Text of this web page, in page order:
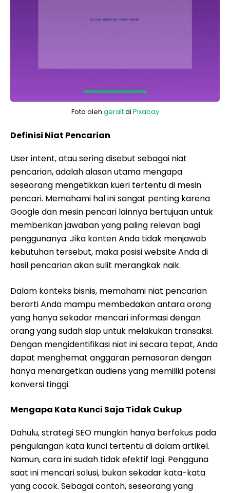
Foto oleh geraltdi Pixabay
Definisi Niat Pencarian
User intent, atau sering disebut sebagai niat
pencarian, adalah alasan utama mengapa
seseorang mengetikkan kueri tertentu di mesin
pencari. Memahami hal ini sangat penting karena
Google dan mesin pencari lainnya bertujuan untuk
memberikan jawaban yang paling relevan bagi
penggunanya. Jika konten Anda tidak menjawab
kebutuhan tersebut, maka posisi website Anda di
hasil pencarian akan sulit merangkak naik.
Dalam konteks bisnis, memahami niat pencarian
berarti Anda mampu membedakan antara orang
yang hanya sekadar mencari informasi dengan
orang yang sudah siap untuk melakukan transaksi.
Dengan mengidentifikasi niat ini secara tepat, Anda
dapat menghemat anggaran pemasaran dengan
hanya menargetkan audiens yang memiliki potensi
konversi tinggi.
Mengapa Kata Kunci Saja Tidak Cukup
Dahulu, strategi SEO mungkin hanya berfokus pada
pengulangan kata kunci tertentu di dalam artikel.
Namun, cara ini sudah tidak efektif lagi. Pengguna
saat ini mencari solusi, bukan sekadar kata-kata
yang cocok. Sebagai contoh, seseorang yang